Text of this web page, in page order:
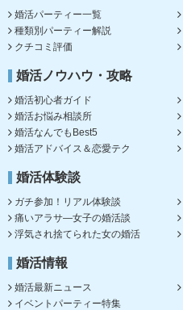
婚活パーティー一覧
種類別パーティー解説
クチコミ評価
婚活ノウハウ・攻略
婚活初心者ガイド
婚活お悩み相談所
婚活なんでもBest5
婚活アドバイス＆恋愛テク
婚活体験談
ガチ参加！リアル体験談
痛いアラサ―女子の婚活談
浮気され捨てられた女の婚活
婚活情報
婚活最新ニュース
イベントパーティー特集